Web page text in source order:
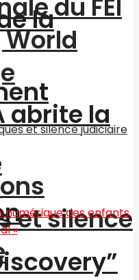
du FEI
et silence
abrite la
la